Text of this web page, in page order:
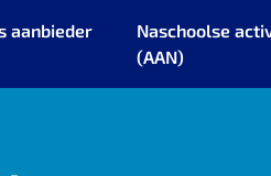
aanbieder
Naschoolse
(AAN)